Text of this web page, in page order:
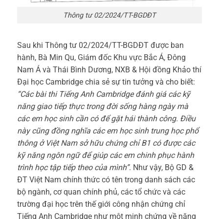
Thông tư 02/2024/TT-BGDĐT
Sau khi Thông tư 02/2024/TT-BGDĐT được ban
hành, Bà Min Qu, Giám đốc Khu vực Bắc Á, Đông
Nam Á và Thái Bình Dương, NXB & Hội đồng Khảo thí
Đại học Cambridge chia sẻ sự tin tưởng và cho biết:
“Các bài thi Tiếng Anh Cambridge đánh giá các kỹ
năng giao tiếp thực trong đời sống hàng ngày mà
các em học sinh cần có để gặt hái thành công. Điều
này cũng đồng nghĩa các em học sinh trung học phổ
thông ở Việt Nam sở hữu chứng chỉ B1 có được các
kỹ năng ngôn ngữ để giúp các em chinh phục hành
trình học tập tiếp theo của mình”. Như vậy, Bộ GD &
ĐT Việt Nam chính thức có tên trong danh sách các
bộ ngành, cơ quan chính phủ, các tổ chức và các
trường đại học trên thế giới công nhận chứng chỉ
Tiếng Anh Cambridge như một minh chứng về năng